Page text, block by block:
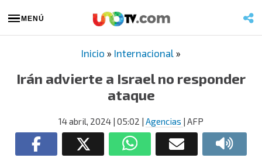
MENÚ
Inicio » Internacional »
Irán advierte a Israel no responder
ataque
14 abril, 2024 | 05:02 | Agencias | AFP